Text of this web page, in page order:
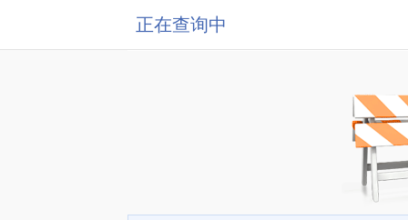
正在查询中